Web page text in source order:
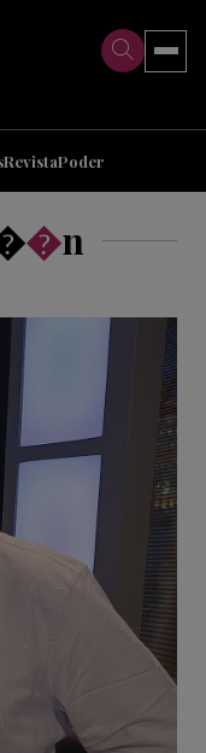
RevistaPoder
�n